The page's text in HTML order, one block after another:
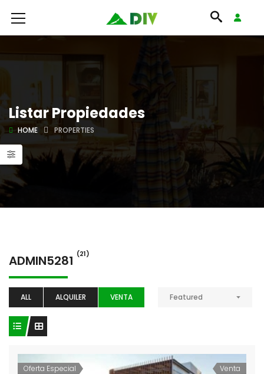
Listar Propiedades
HOME PROPERTIES
ADMIN5281 (21)
ALL ALQUILER VENTA Featured
Oferta Especial Venta